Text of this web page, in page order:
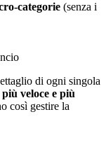
categorie (senza i
di ogni singola
veloce e più
così gestire la